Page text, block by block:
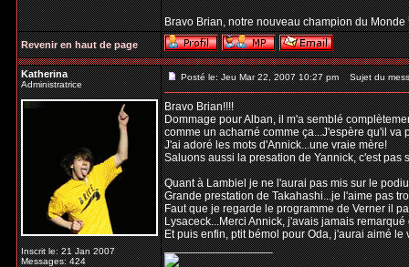
Bravo Brian, notre nouveau champion du Monde
Revenir en haut de page
Katherina
Administratrice
Inscrit le: 21 Jan 2007
Messages: 424
Posté le: Jeu Mar 22, 2007 10:27 pm Sujet du
Bravo Brian!!!!
Dommage pour Alban, il m'a semblé
comme un acharné comme ça...J'espère qu'il va
J'ai adoré les mots d'Annick...une vraie mère!
Saluons aussi la presation de Yannick, c'est pas
Quant à Lambiel je ne l'aurai pas mis sur le
Grande prestation de Takahashi...je l'aime pas
Faut que je regarde le programme de Verner il
Lysaceck...Merci Annick, j'avais jamais
Et puis enfin, ptit bémol pour Oda, j'aurai aimé le
_________________